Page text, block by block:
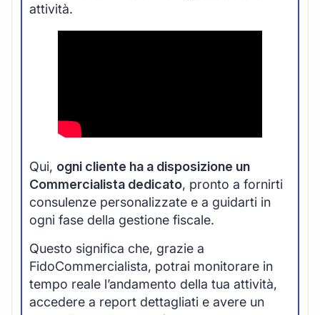
attività.
Qui, ogni cliente ha a disposizione un
Commercialista dedicato, pronto a fornirti
consulenze personalizzate e a guidarti in
ogni fase della gestione fiscale.
Questo significa che, grazie a
FidoCommercialista, potrai monitorare in
tempo reale l’andamento della tua attività,
accedere a report dettagliati e avere un